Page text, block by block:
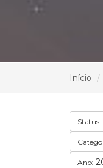
Início
Status:
Ano: